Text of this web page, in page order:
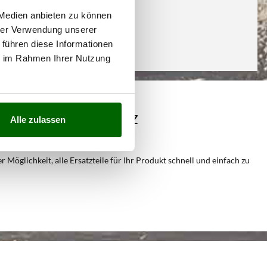
anbieten zu können
Verwendung unserer
diese Informationen
Rahmen Ihrer Nutzung
Alle zulassenPreis im Netz
Möglichkeit, alle Ersatzteile für Ihr Produkt schnell und einfach zu